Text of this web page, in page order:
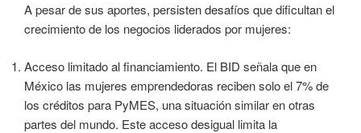
A pesar de sus aportes, persisten desafíos que dificultan el
crecimiento de los negocios liderados por mujeres:
Acceso limitado al financiamiento. El BID señala que en
México las mujeres emprendedoras reciben solo el 7% de
los créditos para PyMES, una situación similar en otras
partes del mundo. Este acceso desigual limita la